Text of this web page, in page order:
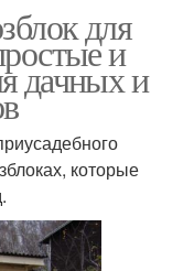
для
и
дачных и
которые